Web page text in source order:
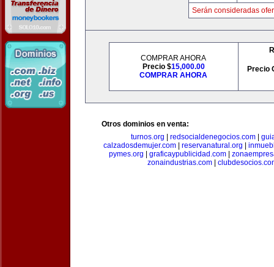
Serán consideradas
COMPRAR AHORA
Precio $15,000.00
COMPRAR AHORA
Precio
Otros dominios en venta:
turnos.org
redsocialdenegocios.com|
calzadosdemujer.com
reservanatural.org
pymes.org
graficaypublicidad.com
zonaindustrias.com|